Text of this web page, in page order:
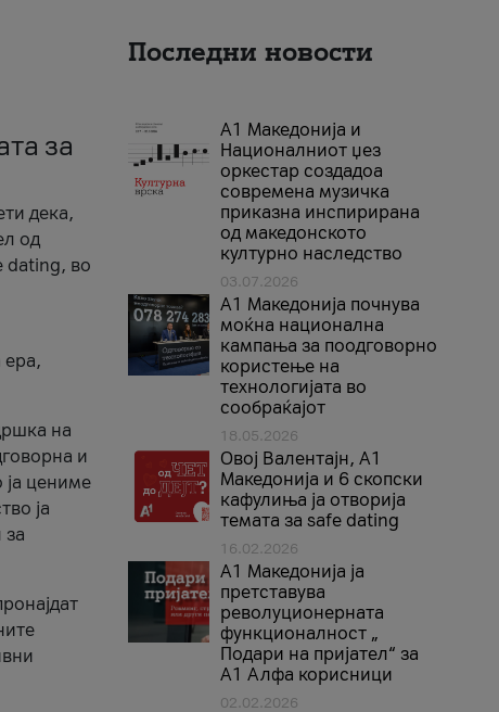
за
дека,
од
dating, во
ера,
на
и
ја цениме
ја
за
Последни новости
А1 Македонија и
Националниот џез
оркестар создадоа
современа музичка
приказна инспирирана
од македонското
културно наследство
03.07.2026
A1 Македонија почнува
моќна национална
кампања за поодговорно
користење на
технологијата во
сообраќајот
18.05.2026
Овој Валентајн, A1
Македонија и 6 скопски
кафулиња ја отворија
темата за safe dating
16.02.2026
А1 Македонија ја
претставува
револуционерната
функционалност „
Подари на пријател“ за
А1 Алфа корисници
02.02.2026